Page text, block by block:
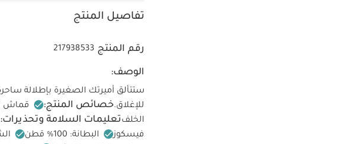
تفاصيل المنتج
رقم المنتج 217938533
الوصف:
ستتألق أميرتك الصغيرة بإطلالة
للإغلاق.خصائص المنتج: قماش
الخلفتعليمات السلامة وتحذيرات:
فيسكوز
البطانة: 100‏‏%‏‏ قطن